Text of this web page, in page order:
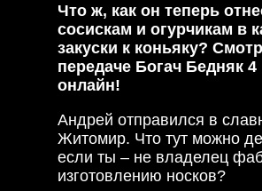
Что ж, как он теперь
сосискам и огурчикам в
закуски к коньяку?
передаче Богач Бедняк
онлайн!
Андрей отправился в
Житомир. Что тут можно
если ты – не владелец
изготовлению носков?